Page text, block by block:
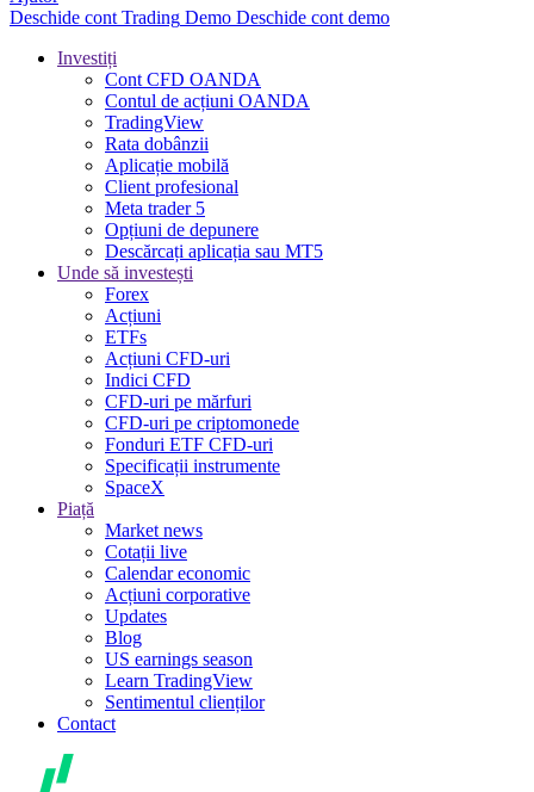
Deschide cont Trading Demo Deschide cont demo
Investiți
Cont CFD OANDA
Contul de acțiuni OANDA
TradingView
Rata dobânzii
Aplicație mobilă
Client profesional
Meta trader 5
Opțiuni de depunere
Descărcați aplicația sau MT5
Unde să investești
Forex
Acțiuni
ETFs
Acțiuni CFD-uri
Indici CFD
CFD-uri pe mărfuri
CFD-uri pe criptomonede
Fonduri ETF CFD-uri
Specificații instrumente
SpaceX
Piață
Market news
Cotații live
Calendar economic
Acțiuni corporative
Updates
Blog
US earnings season
Learn TradingView
Sentimentul clienților
Contact